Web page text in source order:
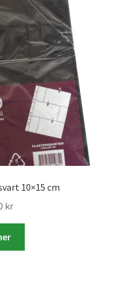
10×15 cm
kr